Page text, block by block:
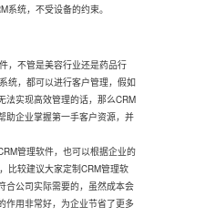
系统，不受设备的约束。
，不管是美容行业还是药品行
统，都可以进行客户管理，假如
法实现高效管理的话，那么CRM
助企业掌握第一手客户资源，并
管理软件，也可以根据企业的
比较建议大家定制CRM管理软
合公司实际需要的，虽然成本会
作用非常好，为企业节省了更多